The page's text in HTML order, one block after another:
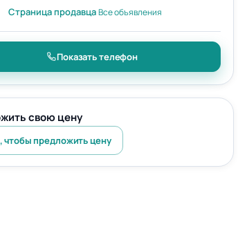
Страница продавцаВсе объявления
Показать телефон
свою цену
чтобы предложить цену